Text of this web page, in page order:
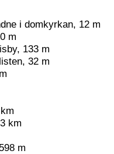
i domkyrkan, 12 m
m
133 m
32 m
km
m